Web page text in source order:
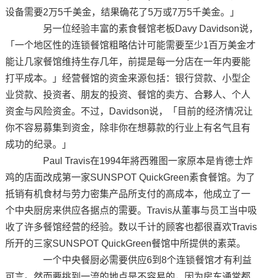
设备需要2万5千美金，结果确花了5万或7万5千美金。」
另一位经验丰富的素食餐馆老板Davy Davidson说，
「一个地区性的连锁餐馆粗略估计可能需要至少1百万美金才
能让几家餐馆维持生存几年，前提是每一分店在一年内要能
打平成本。」经营餐馆的资金来源包括：银行贷款、小型企
业贷款、投资者、朋友的投资、餐馆的卖方、合夥人、个人
资金与风险资金。不过，Davidson说，「目前的经济情况让
你不容易募集到资金，除非你在想募款的行业上有名气且有
成功的纪录。」
Paul Travis在1994年將西雅图一家原本是肯德士炸
鸡的店面改成第一家SUNSPOT QuickGreen素食餐馆。为了
抵销有机食材与劳力密集产品所支付的高成本，他成立了一
个中央厨房来供应各据点的需要。Travis从董事与员工当中吸
收了许多餐馆经营的经验。数以千计的顾客也都很喜欢Travis
所开的三家SUNSPOT QuickGreen餐馆中所提供的素菜。
一个中央餐厨必需要供应6到8个连锁餐馆才有利益